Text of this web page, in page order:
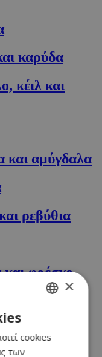
καρύδα
κέιλ και
και αμύγδαλα
ρεβύθια
και φρέσκο
ENGLISH
×
cookies
των